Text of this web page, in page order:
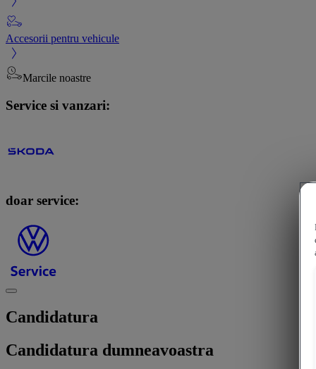
Accesorii pentru vehicule
Marcile noastre
Service si vanzari:
doar service:
Candidatura
Candidatura dumneavoastra